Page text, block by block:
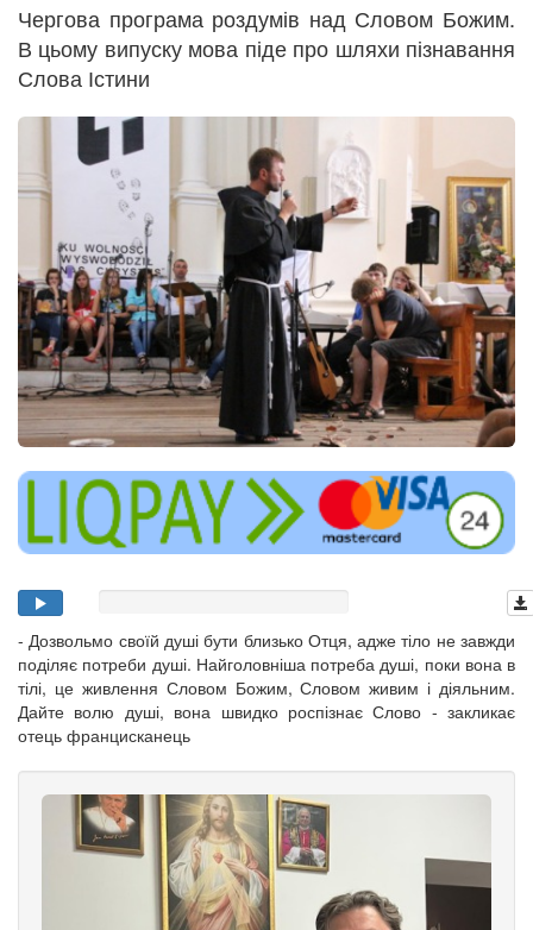
Чергова програма роздумів над Словом Божим.
В цьому випуску мова піде про шляхи пізнавання
Слова Істини
- Дозвольмо своїй душі бути близько Отця, адже тіло не завжди
поділяє потреби душі. Найголовніша потреба душі, поки вона в
тілі, це живлення Словом Божим, Словом живим і діяльним.
Дайте волю душі, вона швидко роспізнає Слово - закликає
отець францисканець